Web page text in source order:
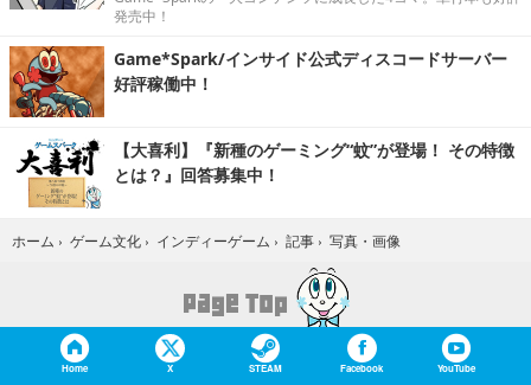
発売中！
Game*Spark/インサイド公式ディスコードサーバー
好評稼働中！
【大喜利】『新種のゲーミング“蚊”が登場！ その特徴
とは？』回答募集中！
ホーム › ゲーム文化 › インディーゲーム › 記事 › 写真・画像
Home X STEAM Facebook YouTube